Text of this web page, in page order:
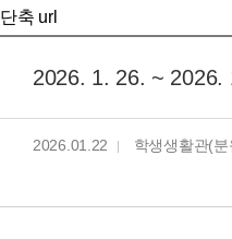
단축 url
2026. 1. 26. ~ 2026.
2026.01.22 학생생활관(분